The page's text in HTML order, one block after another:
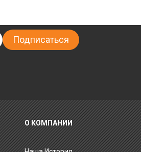
О КОМПАНИИ